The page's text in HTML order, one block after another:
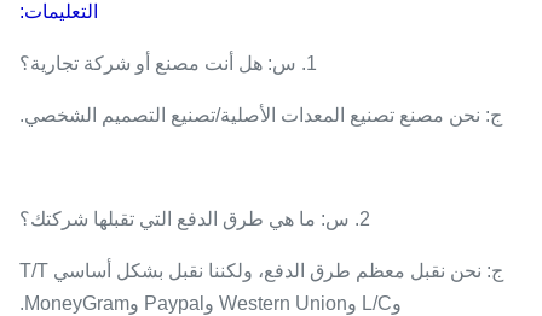
التعليمات:
1. س: هل أنت مصنع أو شركة تجارية؟
ج: نحن مصنع تصنيع المعدات الأصلية/تصنيع التصميم الشخصي.
2. س: ما هي طرق الدفع التي تقبلها شركتك؟
ج: نحن نقبل معظم طرق الدفع، ولكننا نقبل بشكل أساسي T/T
وL/C وWestern Union وPaypal وMoneyGram.